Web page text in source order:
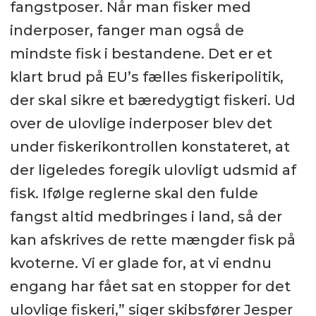
fangstposer. Når man fisker med
inderposer, fanger man også de
mindste fisk i bestandene. Det er et
klart brud på EU’s fælles fiskeripolitik,
der skal sikre et bæredygtigt fiskeri. Ud
over de ulovlige inderposer blev det
under fiskerikontrollen konstateret, at
der ligeledes foregik ulovligt udsmid af
fisk. Ifølge reglerne skal den fulde
fangst altid medbringes i land, så der
kan afskrives de rette mængder fisk på
kvoterne. Vi er glade for, at vi endnu
engang har fået sat en stopper for det
ulovlige fiskeri,” siger skibsfører Jesper